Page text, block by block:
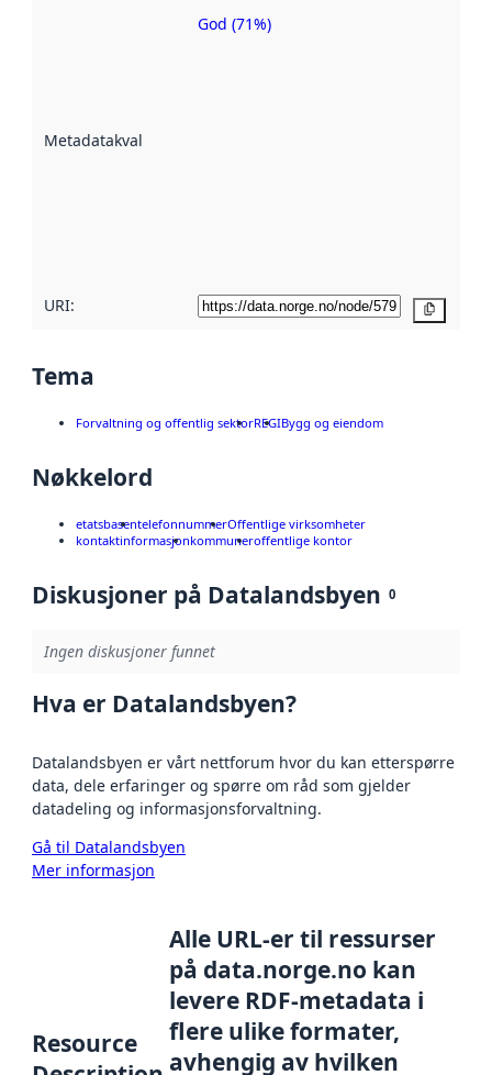
Metadatakvalitet
Metadatakvalitet
God (71%)
URI:
Tema
Forvaltning og offentlig sektorREGIBygg og eiendom
Nøkkelord
etatsbasentelefonnummerOffentlige virksomheter
kontaktinformasjonkommuneroffentlige kontor
Diskusjoner på Datalandsbyen 0
Ingen diskusjoner funnet
Hva er Datalandsbyen?
Datalandsbyen er vårt nettforum hvor du kan etterspørre
data, dele erfaringer og spørre om råd som gjelder
datadeling og informasjonsforvaltning.
Gå til Datalandsbyen
Mer informasjon
Resource
Alle URL-er til ressurser
på data.norge.no kan
levere RDF-metadata i
flere ulike formater,
avhengig av hvilken